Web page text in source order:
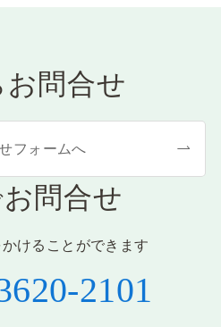
お問合せ
フォームへ
お問合せ
けることができます
2101